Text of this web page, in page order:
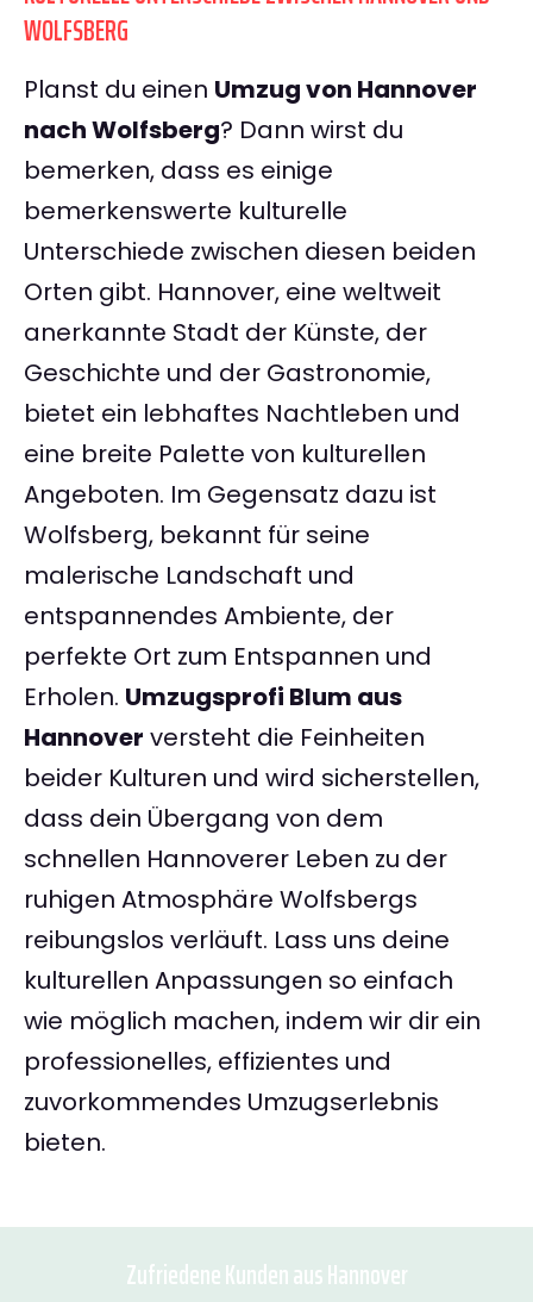
WOLFSBERG
Planst du einen Umzug von Hannover
nach Wolfsberg? Dann wirst du
bemerken, dass es einige
bemerkenswerte kulturelle
Unterschiede zwischen diesen beiden
Orten gibt. Hannover, eine weltweit
anerkannte Stadt der Künste, der
Geschichte und der Gastronomie,
bietet ein lebhaftes Nachtleben und
eine breite Palette von kulturellen
Angeboten. Im Gegensatz dazu ist
Wolfsberg, bekannt für seine
malerische Landschaft und
entspannendes Ambiente, der
perfekte Ort zum Entspannen und
Erholen. Umzugsprofi Blum aus
Hannover versteht die Feinheiten
beider Kulturen und wird sicherstellen,
dass dein Übergang von dem
schnellen Hannoverer Leben zu der
ruhigen Atmosphäre Wolfsbergs
reibungslos verläuft. Lass uns deine
kulturellen Anpassungen so einfach
wie möglich machen, indem wir dir ein
professionelles, effizientes und
zuvorkommendes Umzugserlebnis
bieten.
Zufriedene Kunden aus Hannover